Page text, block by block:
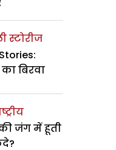
स्टोरीज
बिरवा
जंग में हूती